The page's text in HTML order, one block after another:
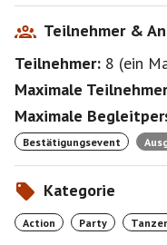
Teilnehmer &
Teilnehmer: 8 (ein
Maximale
Maximale
Bestätigungsevent
Kategorie
Action Party